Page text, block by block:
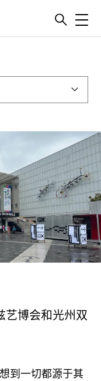
艺博会和光州双
到一切都源于其